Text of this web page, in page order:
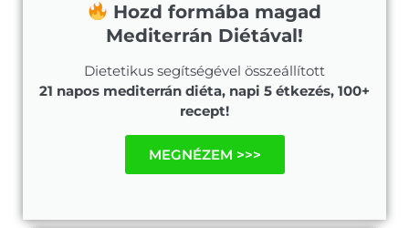
Hozd formába magad
Mediterrán Diétával!
Dietetikus segítségével összeállított
21 napos mediterrán diéta, napi 5 étkezés, 100+
recept!
MEGNÉZEM >>>